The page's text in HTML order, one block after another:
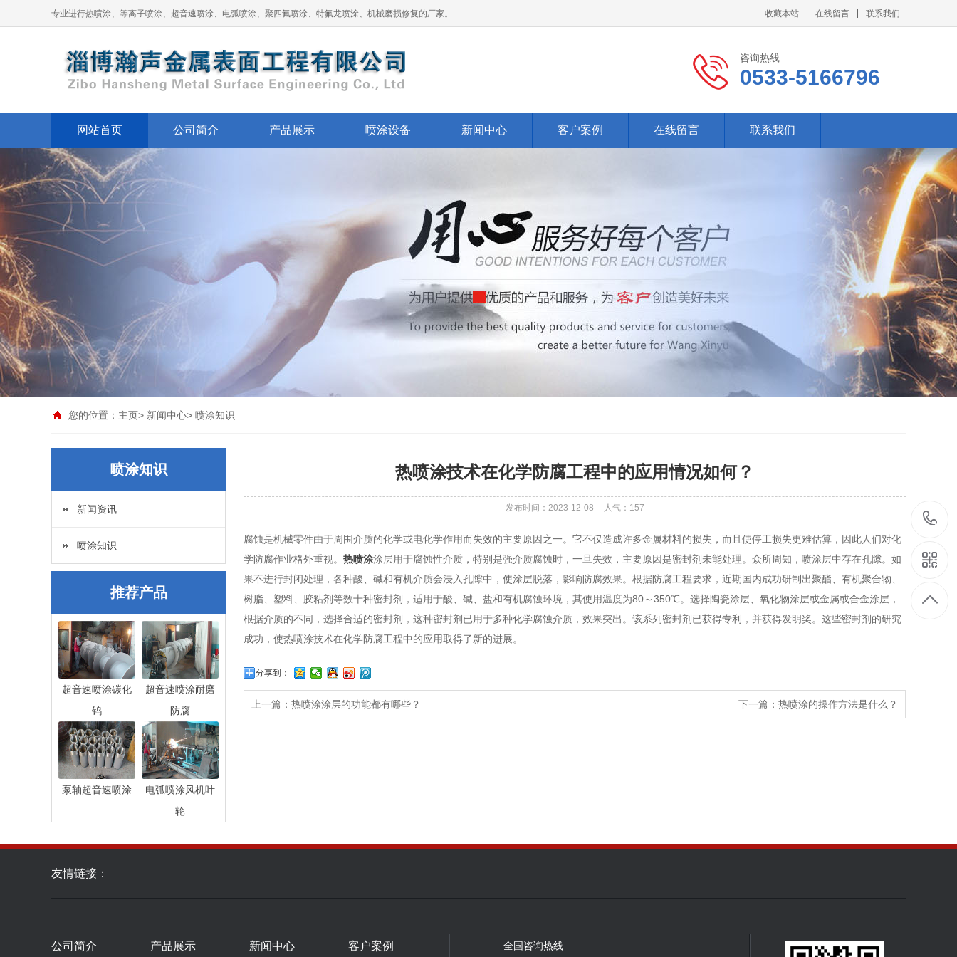
专业进行热喷涂、等离子喷涂、超音速喷涂、电弧喷涂、聚四氟喷涂、特氟龙喷涂、机械磨损修复的厂家。 收藏本站 在线留言 联系我们
咨询热线
0533-5166796
网站首页 公司简介 产品展示 喷涂设备 新闻中心 客户案例 在线留言 联系我们
您的位置： 主页> 新闻中心> 喷涂知识
喷涂知识
新闻资讯
喷涂知识
推荐产品
超音速喷涂碳化
钨
超音速喷涂耐磨
防腐
泵轴超音速喷涂
电弧喷涂风机叶
轮
热喷涂技术在化学防腐工程中的应用情况如何？
发布时间：2023-12-08 人气： 157
腐蚀是机械零件由于周围介质的化学或电化学作用而失效的主要原因之一。它不仅造成许多金属材料的损失，而且使停工损失更难估算，因此人们对化
学防腐作业格外重视。 热喷涂涂层用于腐蚀性介质，特别是强介质腐蚀时，一旦失效，主要原因是密封剂未能处理。众所周知，喷涂层中存在孔隙。如
果不进行封闭处理，各种酸、碱和有机介质会浸入孔隙中，使涂层脱落，影响防腐效果。根据防腐工程要求，近期国内成功研制出聚酯、有机聚合物、
树脂、塑料、胶粘剂等数十种密封剂，适用于酸、碱、盐和有机腐蚀环境，其使用温度为80～350℃。选择陶瓷涂层、氧化物涂层或金属或合金涂层，
根据介质的不同，选择合适的密封剂，这种密封剂已用于多种化学腐蚀介质，效果突出。该系列密封剂已获得专利，并获得发明奖。这些密封剂的研究
成功，使热喷涂技术在化学防腐工程中的应用取得了新的进展。
分享到：
上一篇： 热喷涂涂层的功能都有哪些？ 下一篇： 热喷涂的操作方法是什么？
友情链接：
公司简介 产品展示 新闻中心 客户案例 全国咨询热线